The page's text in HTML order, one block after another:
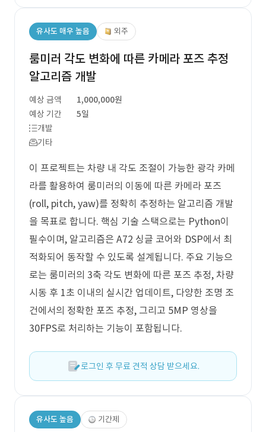
유사도 매우 높음 외주
룸미러 각도 변화에 따른 카메라 포즈 추정
알고리즘 개발
예상 금액
1,000,000원
예상 기간
5일
개발
기타
이 프로젝트는 차량 내 각도 조절이 가능한 광각 카메
라를 활용하여 룸미러의 이동에 따른 카메라 포즈
(roll, pitch, yaw)를 정확히 추정하는 알고리즘 개발
을 목표로 합니다. 핵심 기술 스택으로는 Python이
필수이며, 알고리즘은 A72 싱글 코어와 DSP에서 최
적화되어 동작할 수 있도록 설계됩니다. 주요 기능으
로는 룸미러의 3축 각도 변화에 따른 포즈 추정, 차량
시동 후 1초 이내의 실시간 업데이트, 다양한 조명 조
건에서의 정확한 포즈 추정, 그리고 5MP 영상을
30FPS로 처리하는 기능이 포함됩니다.
로그인 후 무료 견적 상담 받으세요.
유사도 높음 기간제